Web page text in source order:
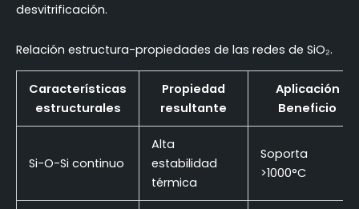
desvitrificación.
Relación estructura-propiedades de las redes de SiO₂.
Características
estructurales
Propiedad
resultante
Aplicación
Beneficio
Si-O-Si continuo
Alta
estabilidad
térmica
Soporta
>1000°C